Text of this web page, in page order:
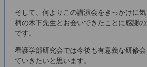
そして、何よりこの講演会をきっかけに
柄の木下先生とお会いできたことに感謝
です。
看護学部研究会では今後も有意義な研修
ていきたいと思います。